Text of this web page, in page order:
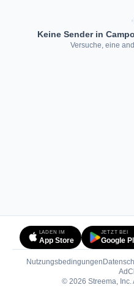
Keine Sender in
Versuche, eine
LADEN IM
App Store
JETZT BEI
Google
Nutzungsbedingungen
© 2026 Streema, Inc.